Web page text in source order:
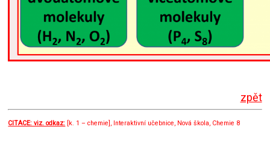
zpět
CITACE: viz. odkaz: [k. 1 – chemie], Interaktivní učebnice, Nová škola, Chemie 8